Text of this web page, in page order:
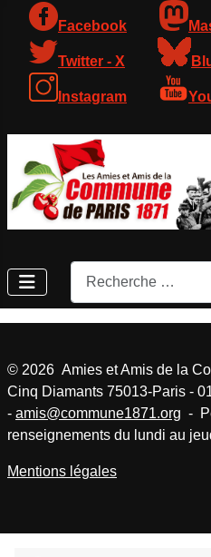
Facebook
Twitter - X
Instagram
Rechercher
© 2026 Amies et Amis de la
Cinq Diamants 75013-Paris -
- amis@commune1871.org -
renseignements du lundi au
Mentions légales